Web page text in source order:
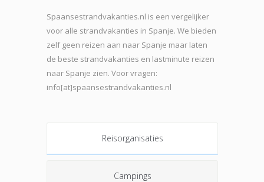
Spaansestrandvakanties.nl is een vergelijker
voor alle strandvakanties in Spanje. We bieden
zelf geen reizen aan naar Spanje maar laten
de beste strandvakanties en lastminute reizen
naar Spanje zien. Voor vragen:
info[at]spaansestrandvakanties.nl
Reisorganisaties
Campings